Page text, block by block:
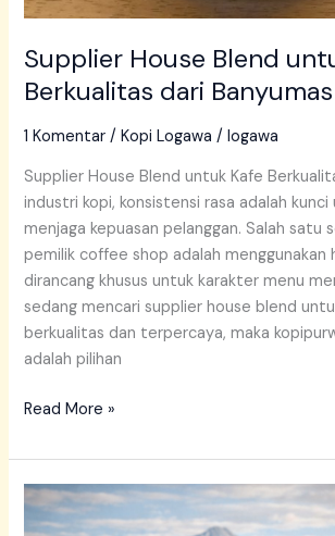
Supplier House Blend
Berkualitas dari Banyumas
1 Komentar /Kopi Logawa /logawa
Supplier House Blend untuk Kafe
industri kopi, konsistensi rasa adalah
menjaga kepuasan pelanggan. Salah satu
pemilik coffee shop adalah menggunakan
dirancang khusus untuk karakter menu
sedang mencari supplier house blend
berkualitas dan terpercaya, maka
adalah pilihan
Read More »
Kopi
Robusta